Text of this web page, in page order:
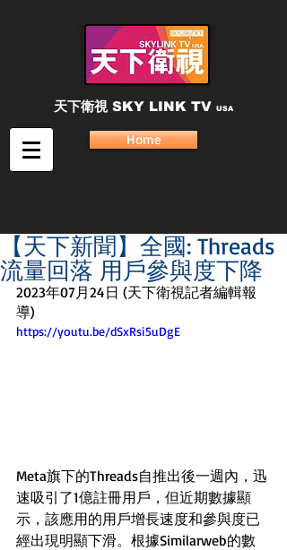
天下衛視 SKY LINK TV USA
Home
【天下新聞】全國: Threads
流量回落 用戶參與度下降
2023年07月24日 (天下衛視記者編輯報
導)
https://youtu.be/dSxRsi5uDgE
Meta旗下的Threads自推出後一週內，迅
速吸引了1億註冊用戶，但近期數據顯
示，該應用的用戶增長速度和參與度已
經出現明顯下滑。根據Similarweb的數